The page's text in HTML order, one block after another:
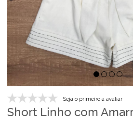
Seja o primeiro a avaliar
Short Linho com